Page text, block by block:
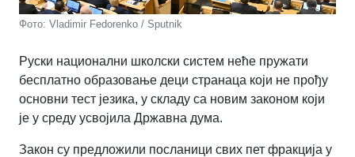
Фото: Vladimir Fedorenko / Sputnik
Руски национални школски систем неће пружати
бесплатно образовање деци странаца који не прођу
основни тест језика, у складу са новим законом који
је у среду усвојила Државна дума.
Закон су предложили посланици свих пет фракција у